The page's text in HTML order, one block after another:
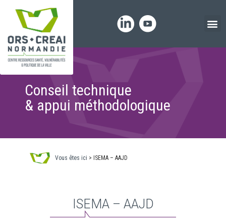
Conseil technique
& appui méthodologique
Vous êtes ici > ISEMA – AAJD
ISEMA – AAJD
Panneau de gestion des cookies